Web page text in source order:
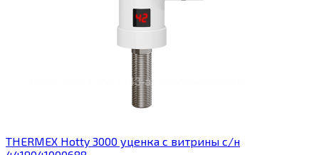
THERMEX Hotty 3000 уценка с витрины с/н